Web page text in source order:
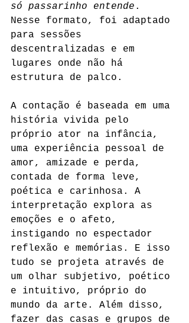
só passarinho entende .
Nesse formato, foi adaptado
para sessões
descentralizadas e em
lugares onde não há
estrutura de palco.
A contação é baseada em uma
história vivida pelo
próprio ator na infância,
uma experiência pessoal de
amor, amizade e perda,
contada de forma leve,
poética e carinhosa. A
interpretação explora as
emoções e o afeto,
instigando no espectador
reflexão e memórias. E isso
tudo se projeta através de
um olhar subjetivo, poético
e intuitivo, próprio do
mundo da arte. Além disso,
fazer das casas e grupos de